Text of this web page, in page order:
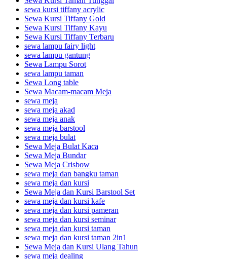
sewa kursi tiffany acrylic
Sewa Kursi Tiffany Gold
Sewa Kursi Tiffany Kayu
Sewa Kursi Tiffany Terbaru
sewa lampu fairy light
sewa lampu gantung
Sewa Lampu Sorot
sewa lampu taman
Sewa Long table
Sewa Macam-macam Meja
sewa meja
sewa meja akad
sewa meja anak
sewa meja barstool
sewa meja bulat
Sewa Meja Bulat Kaca
Sewa Meja Bundar
Sewa Meja Crisbow
sewa meja dan bangku taman
sewa meja dan kursi
Sewa Meja dan Kursi Barstool Set
sewa meja dan kursi kafe
sewa meja dan kursi pameran
sewa meja dan kursi seminar
sewa meja dan kursi taman
sewa meja dan kursi taman 2in1
Sewa Meja dan Kursi Ulang Tahun
sewa meja dealing